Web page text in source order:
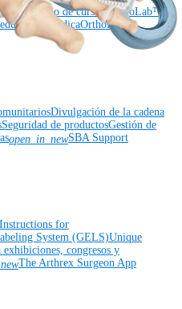
Calendario de cursosArthroLab™ -
médicaOrthoPedia
Divulgación de la cadena
Seguridad de productosGestión de
open_in_newSBA Support
for
System (GELS)Unique
congresos y
The Arthrex Surgeon App